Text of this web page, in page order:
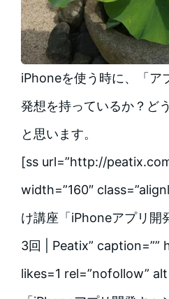
iPhoneを使う時に、「ア
発想を持っているか？ど
と思います。
[ss url=”http://
width=”160″
け講座「iPhoneアプリ開
3回 | Peatix” caption=””
likes=1 rel=”nofollow”